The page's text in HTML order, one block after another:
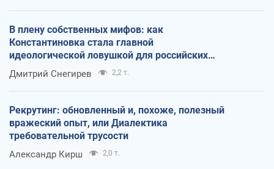
В плену собственных мифов: как
Константиновка стала главной
идеологической ловушкой для российских
оккупантов
Дмитрий Снегирев 2,2 т.
Рекрутинг: обновленный и, похоже, полезный
вражеский опыт, или Диалектика
требовательной трусости
Александр Кирш 2,0 т.